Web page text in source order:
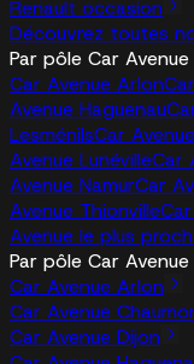
Renault occasion
Découvrez toutes
Par pôle Car Avenue
Car Avenue Arlon
Avenue Haguenau
LesménilsCar
Avenue LunévilleCar
Avenue NamurCar
Avenue Thionville
Avenue le plus
Par pôle Car Avenue
Car Avenue Arlon
Car Avenue
Car Avenue Dijon